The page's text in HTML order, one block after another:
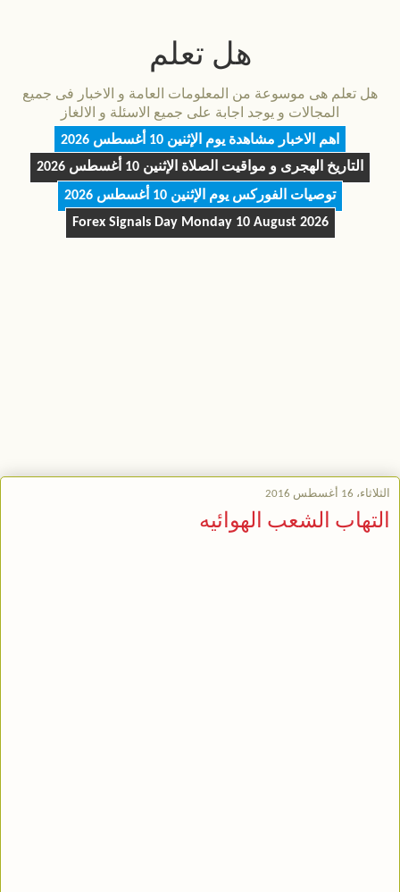
هل تعلم
هل تعلم هى موسوعة من المعلومات العامة و الاخبار فى جميع
المجالات و يوجد اجابة على جميع الاسئلة و الالغاز
اهم الاخبار مشاهدة يوم الإثنين 10 أغسطس 2026
التاريخ الهجرى و مواقيت الصلاة الإثنين 10 أغسطس 2026
توصيات الفوركس يوم الإثنين 10 أغسطس 2026
Forex Signals Day Monday 10 August 2026
الثلاثاء، 16 أغسطس 2016
التهاب الشعب الهوائيه